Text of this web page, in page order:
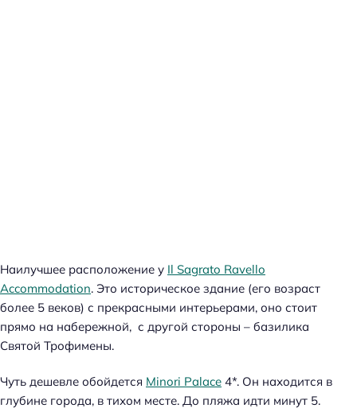
Наилучшее расположение у Il Sagrato Ravello
Accommodation. Это историческое здание (его возраст
более 5 веков) с прекрасными интерьерами, оно стоит
прямо на набережной, с другой стороны – базилика
Святой Трофимены.
Чуть дешевле обойдется Minori Palace 4*. Он находится в
глубине города, в тихом месте. До пляжа идти минут 5.
Н
а